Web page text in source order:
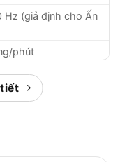
Hz (giả định cho Ấn
phút